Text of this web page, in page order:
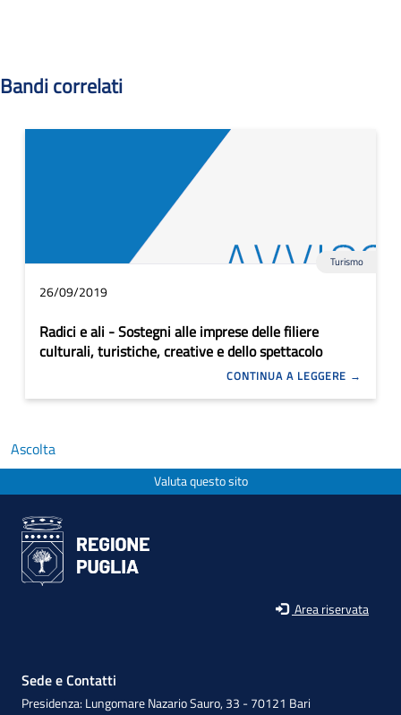
Bandi correlati
Turismo
26/09/2019
Radici e ali - Sostegni alle imprese delle filiere
culturali, turistiche, creative e dello spettacolo
CONTINUA A LEGGERE
Ascolta
Valuta questo sito
Area riservata
Sede e Contatti
Presidenza: Lungomare Nazario Sauro, 33 - 70121 Bari